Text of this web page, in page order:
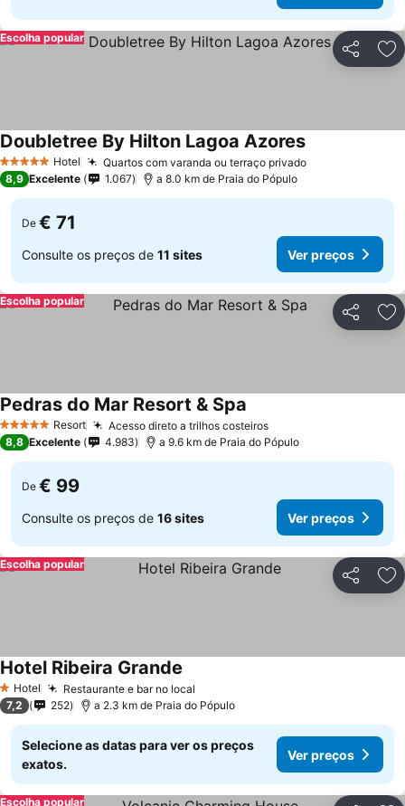
Partilhar
Escolha popular
5 Estrelas Hotel Quartos com varanda ou terraço privado
Doubletree By Hilton Lagoa Azores
8,9 Excelente 1.067 a 8.0 km de Praia do Pópulo
De € 71
Consulte os preços de 11 sites Ver preços
Partilhar
Escolha popular
5 Estrelas Resort Acesso direto a trilhos costeiros
Pedras do Mar Resort & Spa
8,8 Excelente 4.983 a 9.6 km de Praia do Pópulo
De € 99
Consulte os preços de 16 sites Ver preços
Partilhar
Escolha popular
1 Estrelas
Hotel Restaurante e bar no local
Hotel Ribeira Grande
7,2 252 a 2.3 km de Praia do Pópulo
Selecione as datas para ver os preços
exatos.
Ver preços
Escolha popular